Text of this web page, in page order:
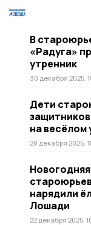
В
«Радуга»
утренник
30 декабря 2025,
Дети
на весёлом
28 декабря 2025,
нарядили
Лошади
22 декабря 2025,